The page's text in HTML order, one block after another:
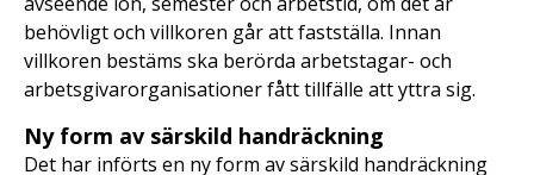
behövligt och villkoren går att fastställa. Innan
villkoren bestäms ska berörda arbetstagar- och
arbetsgivarorganisationer fått tillfälle att yttra sig.
Ny form av särskild handräckning
Det har införts en ny form av särskild handräckning